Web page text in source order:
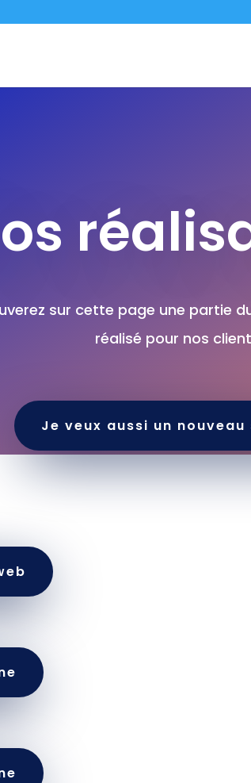
sur cette page une partie
réalisé pour nos
Je veux aussi un nouveau